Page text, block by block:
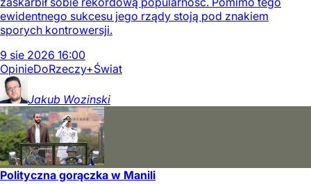
ewidentnego sukcesu jego rządy stoją pod znakiem
sporych kontrowersji.
9 sie 2026 16:00
OpinieDoRzeczy+Świat
Jakub Wozinski
Polityczna gorączka w Manili